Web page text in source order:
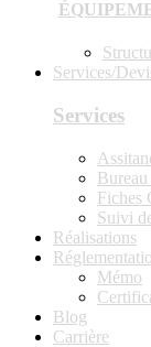
Services/
Services
Bureau
Fiches
Suivi
Réalisations
Mémo
Blog
Carrière